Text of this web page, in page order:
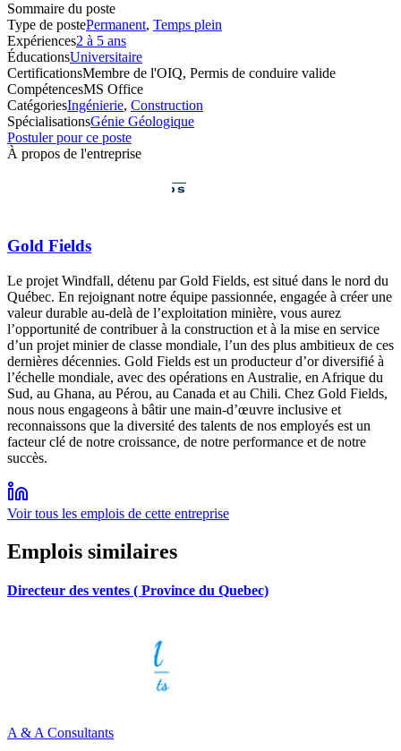
Sommaire du poste
Type de postePermanent, Temps plein
Expériences2 à 5 ans
ÉducationsUniversitaire
CertificationsMembre de l'OIQ, Permis de conduire valide
CompétencesMS Office
CatégoriesIngénierie, Construction
SpécialisationsGénie Géologique
Postuler pour ce poste
À propos de l'entreprise
Gold Fields
Le projet Windfall, détenu par Gold Fields, est situé dans le nord du
Québec. En rejoignant notre équipe passionnée, engagée à créer une
valeur durable au-delà de l’exploitation minière, vous aurez
l’opportunité de contribuer à la construction et à la mise en service
d’un projet minier de classe mondiale, l’un des plus ambitieux de ces
dernières décennies. Gold Fields est un producteur d’or diversifié à
l’échelle mondiale, avec des opérations en Australie, en Afrique du
Sud, au Ghana, au Pérou, au Canada et au Chili. Chez Gold Fields,
nous nous engageons à bâtir une main-d’œuvre inclusive et
reconnaissons que la diversité des talents de nos employés est un
facteur clé de notre croissance, de notre performance et de notre
succès.
Voir tous les emplois de cette entreprise
Emplois similaires
Directeur des ventes ( Province du Quebec)
A & A Consultants